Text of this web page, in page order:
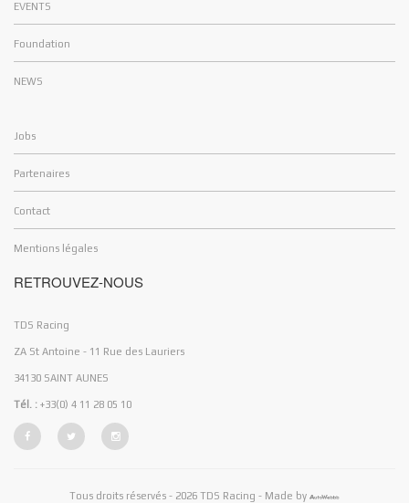
EVENTS
Foundation
NEWS
Jobs
Partenaires
Contact
Mentions légales
RETROUVEZ-NOUS
TDS Racing
ZA St Antoine - 11 Rue des Lauriers
34130 SAINT AUNES
Tél. : +33(0) 4 11 28 05 10
Tous droits réservés - 2026 TDS Racing - Made by